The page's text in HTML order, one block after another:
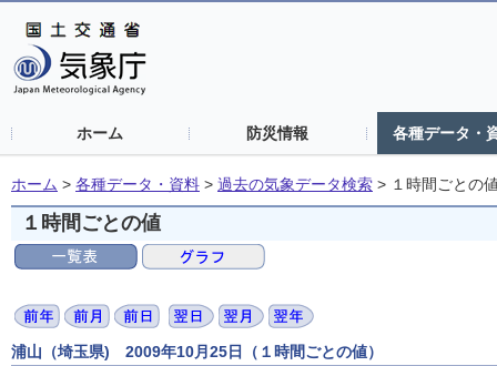
ホーム 防災情報 各種データ・
ホーム > 各種データ・資料 > 過去の気象データ検索 > １時間ごとの
１時間ごとの値
浦山（埼玉県) 2009年10月25日（１時間ごとの値）